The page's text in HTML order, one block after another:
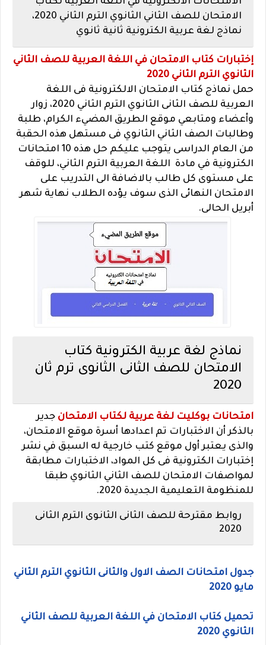
الامتحان للصف الثاني الثانوي الترم الثاني 2020،
نماذج لغة عربية الكترونية ثانية ثانوي
إختبارات كتاب الامتحان في اللغة العربية للصف الثاني
الثانوي الترم الثاني 2020
حمل نماذج كتاب الامتحان الالكترونية فى اللغة
العربية للصف الثانى الثانوي الترم الثاني 2020، زوار
وأعضاء ومتابعي موقع الطريق المضيء الكرام، طلبة
وطالبات الصف الثاني الثانوي فى مستهل هذه الحقبة
من العام الدراسى يتوجب عليكم حل هذه 10 امتحانات
الكترونية في مادة اللغة العربية الترم الثاني، للوقف
على مستوى كل طالب بالاضافة الى التدريب على
الامتحان النهائى الذى سوف يؤده الطلاب نهاية شهر
أبريل الحالى.
نماذج لغة عربية الكترونية كتاب
الامتحان للصف الثانى الثانوى ترم ثان
2020
امتحانات بوكليت لغة عربية لكتاب الامتحان جدير
بالذكر أن الاختبارات تم اعدادها أسرة موقع الامتحان،
والذى يعتبر أول موقع كتب خارجية له السبق في نشر
إختبارات الكترونية فى كل المواد، الاختبارات مطابقة
لمواصفات الامتحان للصف الثاني الثانوي طبقا
للمنظومة التعليمية الجديدة 2020.
روابط مقترحة للصف الثانى الثانوى الترم الثانى
2020
جدول امتحانات الصف الاول والثانى الثانوي الترم الثاني
مايو 2020
تحميل كتاب الامتحان في اللغة العربية للصف الثاني
الثانوي 2020